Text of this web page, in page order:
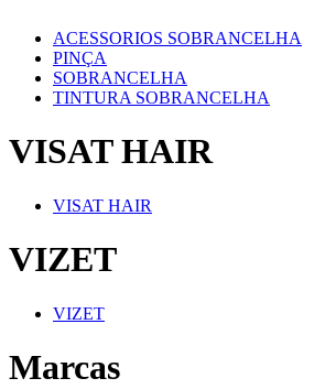
ACESSORIOS SOBRANCELHA
PINÇA
SOBRANCELHA
TINTURA SOBRANCELHA
VISAT HAIR
VISAT HAIR
VIZET
VIZET
Marcas